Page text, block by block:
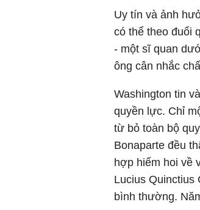
Uy tín và ảnh
có thể theo đuổi
- một sĩ quan
ông cân nhắc
Washington tin
quyền lực. Chỉ
từ bỏ toàn bộ
Bonaparte đều
hợp hiếm hoi về
Lucius Quinctius
bình thường.